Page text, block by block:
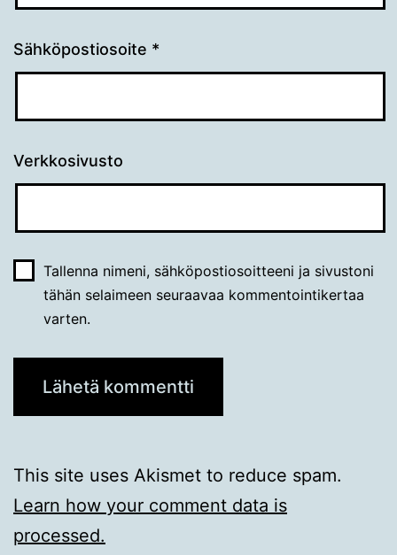
Sähköpostiosoite *
Verkkosivusto
Tallenna nimeni, sähköpostiosoitteeni ja sivustoni
tähän selaimeen seuraavaa kommentointikertaa
varten.
This site uses Akismet to reduce spam.
Learn how your comment data is
processed.